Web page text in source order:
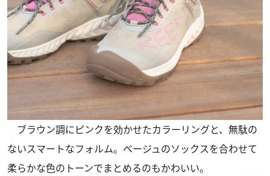
ブラウン調にピンクを効かせたカラーリングと、無駄の
ないスマートなフォルム。ベージュのソックスを合わせて
柔らかな色のトーンでまとめるのもかわいい。